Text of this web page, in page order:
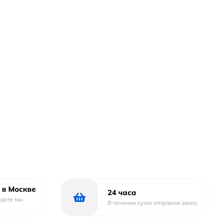
Москве
мы
24 часа
В течении суток отправим заказ